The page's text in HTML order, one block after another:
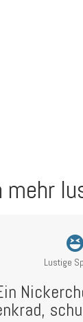
mehr
Lustige